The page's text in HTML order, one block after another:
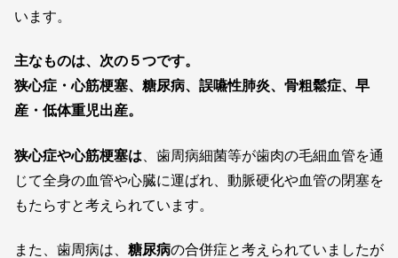
います。
主なものは、次の５つです。
狭心症・心筋梗塞、糖尿病、誤嚥性肺炎、骨粗鬆症、早
産・低体重児出産。
狭心症や心筋梗塞は 、歯周病細菌等が歯肉の毛細血管を通
じて全身の血管や心臓に運ばれ、動脈硬化や血管の閉塞を
もたらすと考えられています。
また、歯周病は、 糖尿病の合併症と考えられていましたが